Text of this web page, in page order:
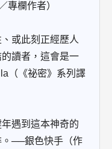
專欄作者）
或此刻正經歷人
讀者，這會是一
（《祕密》系列譯
遇到這本神奇的
──銀色快手（作